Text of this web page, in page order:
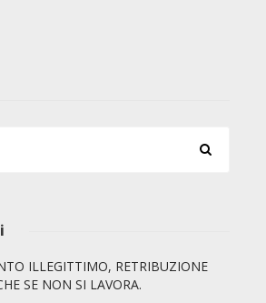
ILLEGITTIMO, RETRIBUZIONE
SE NON SI LAVORA.